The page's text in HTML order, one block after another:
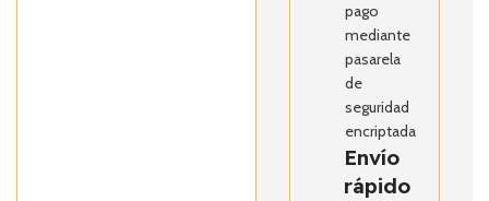
pago
mediante
pasarela
de
seguridad
encriptada
Envío
rápido